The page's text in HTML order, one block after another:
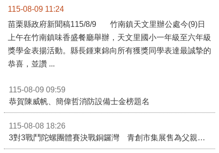
115-08-09 11:24
苗栗縣政府新聞稿115/8/9 竹南鎮天文里辦公處今(9)日
上午在竹南鎮味香盛餐廳舉辦，天文里國小一年級至六年級
獎學金表揚活動。縣長鍾東錦向所有獲獎同學表達最誠摯的
恭喜，並讚 ...
115-08-09 09:59
恭賀陳威帆、簡偉哲消防設備士金榜題名
115-08-08 18:26
3對3戰鬥陀螺團體賽決戰銅鑼灣 青創市集展售為父親節增添繽紛